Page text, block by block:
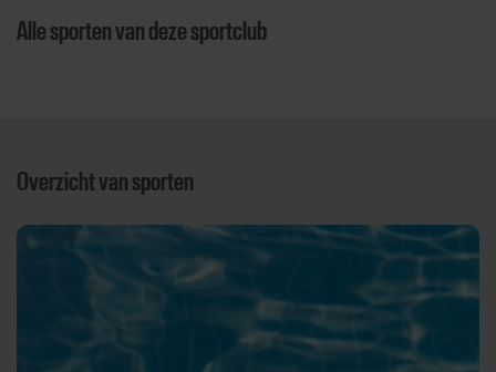
Alle sporten van deze sportclub
Overzicht van sporten